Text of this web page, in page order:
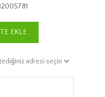
EKLE
adresi seçin